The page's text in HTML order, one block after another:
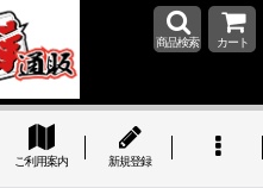
商品検索 カート
ご利用案内 新規登録